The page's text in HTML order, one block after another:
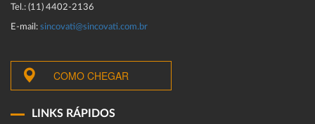
Tel.: (11) 4402-2136
E-mail: sincovati@sincovati.com.br
COMO CHEGAR
LINKS RÁPIDOS